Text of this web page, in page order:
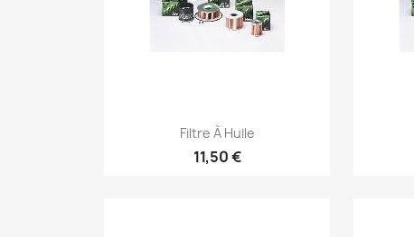
Filtre À Huile
11,50 €
Aperçu rapide